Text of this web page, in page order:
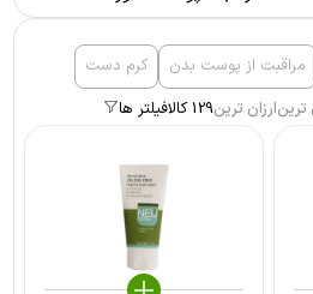
مراقبت از پوست بدن
کرم دست
ترینارزان ترین129 کالا فیلتر ها